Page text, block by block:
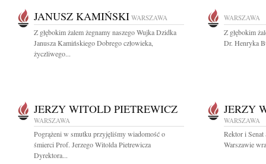
JANUSZ KAMIŃSKI WARSZAWA
Z głębokim żalem żegnamy naszego Wujka Dzidka
Janusza Kamińskiego Dobrego człowieka,
życzliwego...
WARSZAWA
Z głębokim
Dr. Henryka
JERZY WITOLD PIETREWICZ
WARSZAWA
Pogrążeni w smutku przyjęliśmy wiadomość o
śmierci Prof. Jerzego Witolda Pietrewicza
Dyrektora...
JERZY
WARSZAWA
Rektor i
Warszawie